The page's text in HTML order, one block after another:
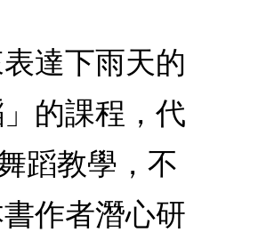
達下雨天的
的課程，代
蹈教學，不
作者潛心研